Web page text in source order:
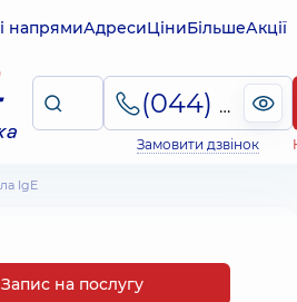
напрямиАдресиЦіниБільшеАкції
(044) 495-2-888
Замовити дзвінок
IgE
Запис на послугу